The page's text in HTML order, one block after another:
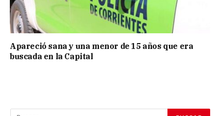
Apareció sana y una menor de 15 años que era
buscada en la Capital